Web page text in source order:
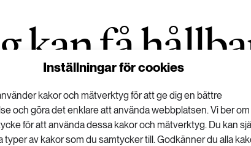
Inställningar för cookies
kakor och mätverktyg för att ge dig en bättre
och göra det enklare att använda webbplatsen. Vi ber om
för att använda dessa kakor och mätverktyg. Du kan
typer av kakor som du samtycker till. Godkänner du alla
kan få
hem
• UPPDATERAD: 22 JUNI 2026